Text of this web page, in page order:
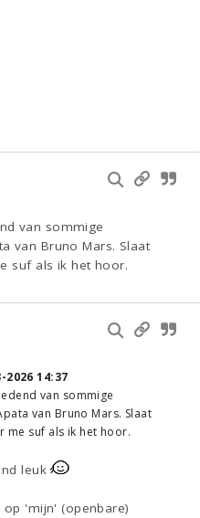
van sommige
van Bruno Mars. Slaat
suf als ik het hoor.
2026 14:37
van sommige
van Bruno Mars. Slaat
me suf als ik het hoor.
leuk
'mijn' (openbare)